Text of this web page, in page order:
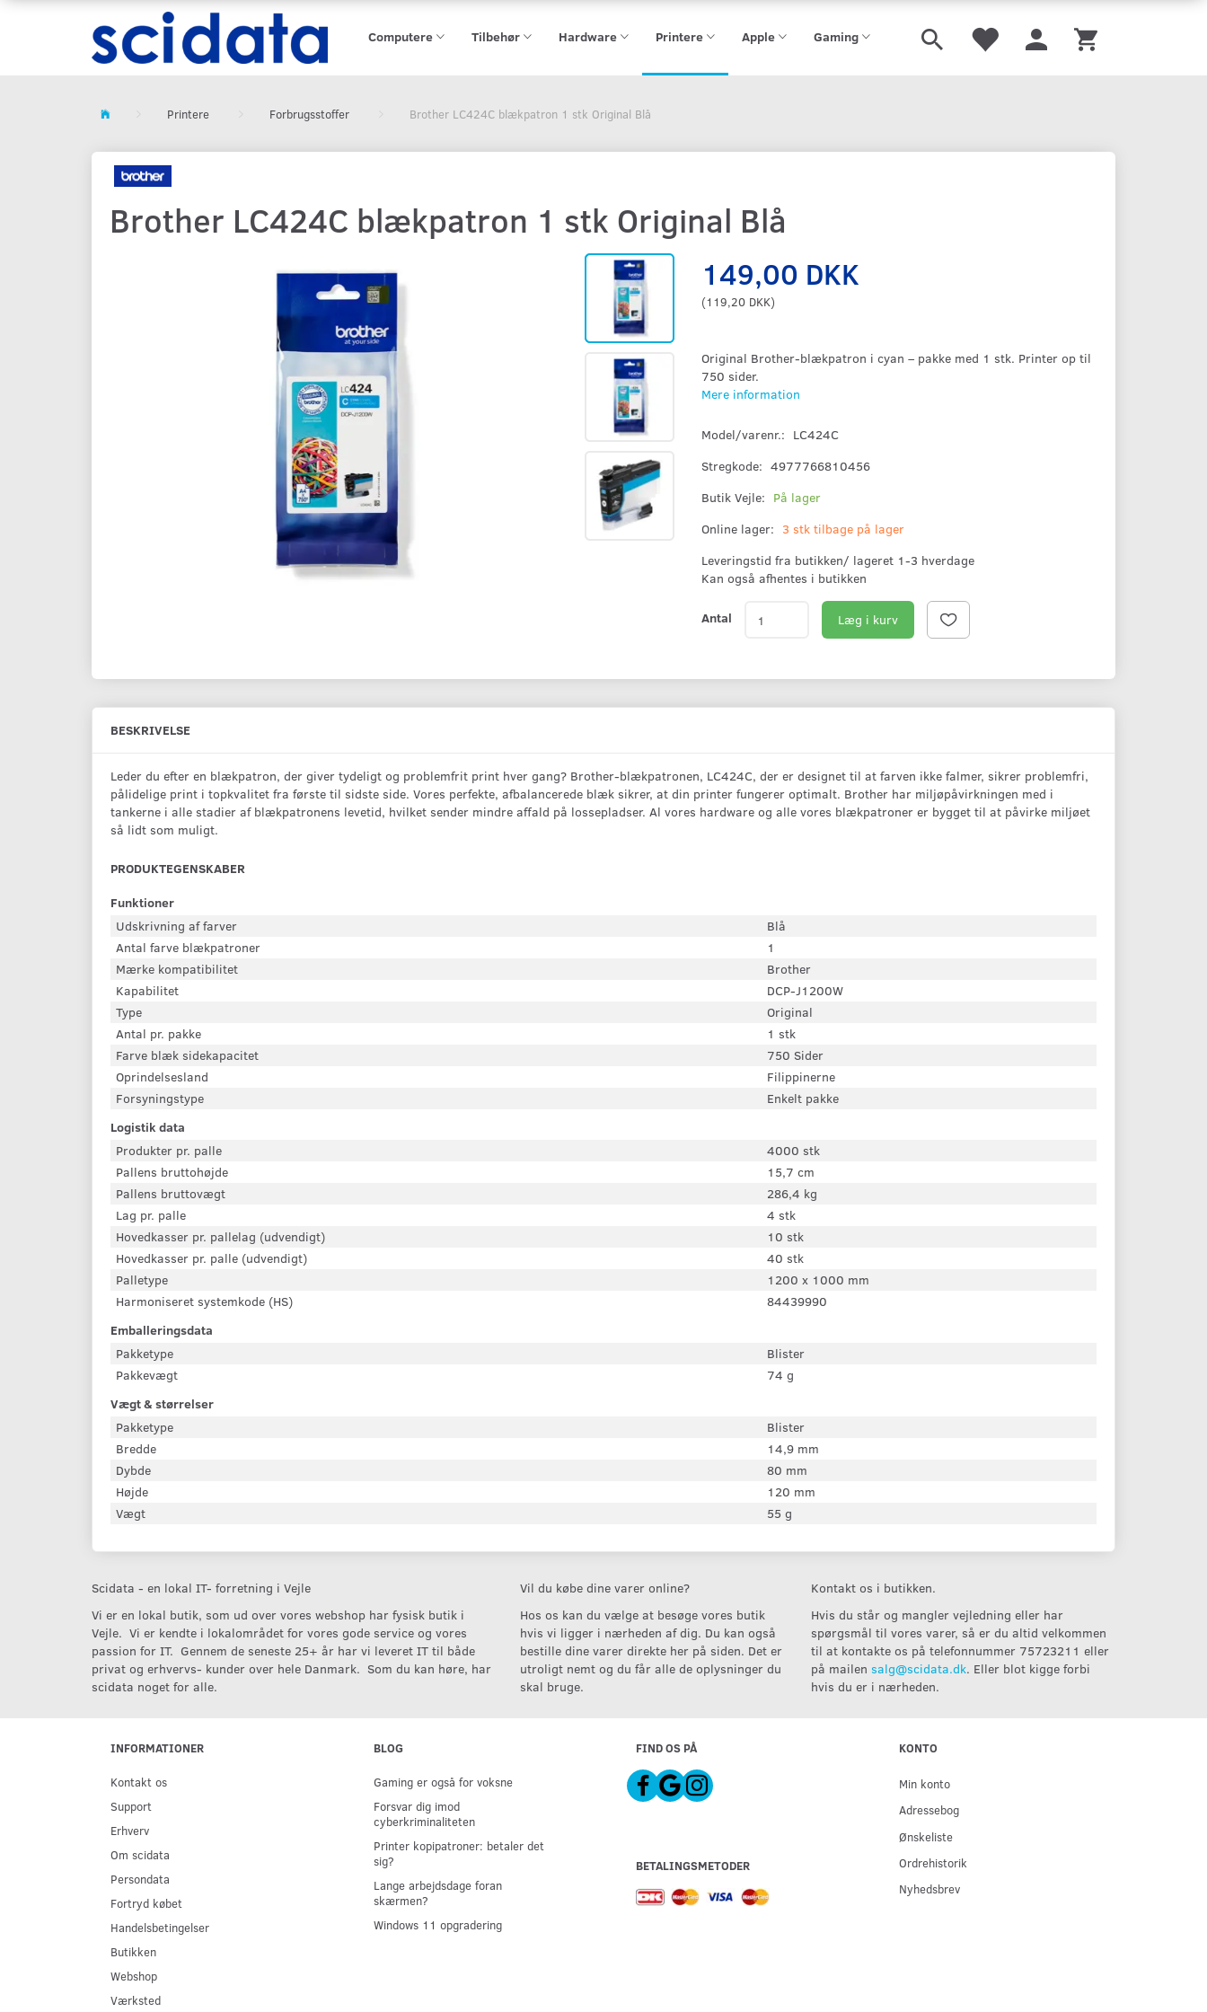
Computere Tilbehør Hardware Printere Apple Gaming
Printere Forbrugsstoffer Brother LC424C blækpatron 1 stk Original Blå
Brother LC424C blækpatron 1 stk Original Blå
149,00 DKK
(119,20 DKK)
Original Brother-blækpatron i cyan – pakke med 1 stk. Printer op til
750 sider.
Mere information
Model/varenr.: LC424C
Stregkode: 4977766810456
Butik Vejle: På lager
Online lager: 3 stk tilbage på lager
Leveringstid fra butikken/ lageret 1-3 hverdage
Kan også afhentes i butikken
Antal Læg i kurv
BESKRIVELSE
Leder du efter en blækpatron, der giver tydeligt og problemfrit print hver gang? Brother-blækpatronen, LC424C, der er designet til at farven ikke falmer, sikrer problemfri,
pålidelige print i topkvalitet fra første til sidste side. Vores perfekte, afbalancerede blæk sikrer, at din printer fungerer optimalt. Brother har miljøpåvirkningen med i
tankerne i alle stadier af blækpatronens levetid, hvilket sender mindre affald på lossepladser. Al vores hardware og alle vores blækpatroner er bygget til at påvirke miljøet
så lidt som muligt.
PRODUKTEGENSKABER
Funktioner
Udskrivning af farver
Blå
Antal farve blækpatroner
1
Mærke kompatibilitet
Brother
Kapabilitet
DCP-J1200W
Type
Original
Antal pr. pakke
1 stk
Farve blæk sidekapacitet
750 Sider
Oprindelsesland
Filippinerne
Forsyningstype
Enkelt pakke
Logistik data
Produkter pr. palle
4000 stk
Pallens bruttohøjde
15,7 cm
Pallens bruttovægt
286,4 kg
Lag pr. palle
4 stk
Hovedkasser pr. pallelag (udvendigt)
10 stk
Hovedkasser pr. palle (udvendigt)
40 stk
Palletype
1200 x 1000 mm
Harmoniseret systemkode (HS)
84439990
Emballeringsdata
Pakketype
Blister
Pakkevægt
74 g
Vægt & størrelser
Pakketype
Blister
Bredde
14,9 mm
Dybde
80 mm
Højde
120 mm
Vægt
55 g
Scidata - en lokal IT- forretning i Vejle
Vi er en lokal butik, som ud over vores webshop har fysisk butik i
Vejle. Vi er kendte i lokalområdet for vores gode service og vores
passion for IT. Gennem de seneste 25+ år har vi leveret IT til både
privat og erhvervs- kunder over hele Danmark. Som du kan høre, har
scidata noget for alle.
Vil du købe dine varer online?
Hos os kan du vælge at besøge vores butik
hvis vi ligger i nærheden af dig. Du kan også
bestille dine varer direkte her på siden. Det er
utroligt nemt og du får alle de oplysninger du
skal bruge.
Kontakt os i butikken.
Hvis du står og mangler vejledning eller har
spørgsmål til vores varer, så er du altid velkommen
til at kontakte os på telefonnummer 75723211 eller
på mailen salg@scidata.dk. Eller blot kigge forbi
hvis du er i nærheden.
INFORMATIONER
Kontakt os
Support
Erhverv
Om scidata
Persondata
Fortryd købet
Handelsbetingelser
Butikken
Webshop
Værksted
BLOG
Gaming er også for voksne
Forsvar dig imod
cyberkriminaliteten
Printer kopipatroner: betaler det
sig?
Lange arbejdsdage foran
skærmen?
Windows 11 opgradering
FIND OS PÅ
BETALINGSMETODER
KONTO
Min konto
Adressebog
Ønskeliste
Ordrehistorik
Nyhedsbrev